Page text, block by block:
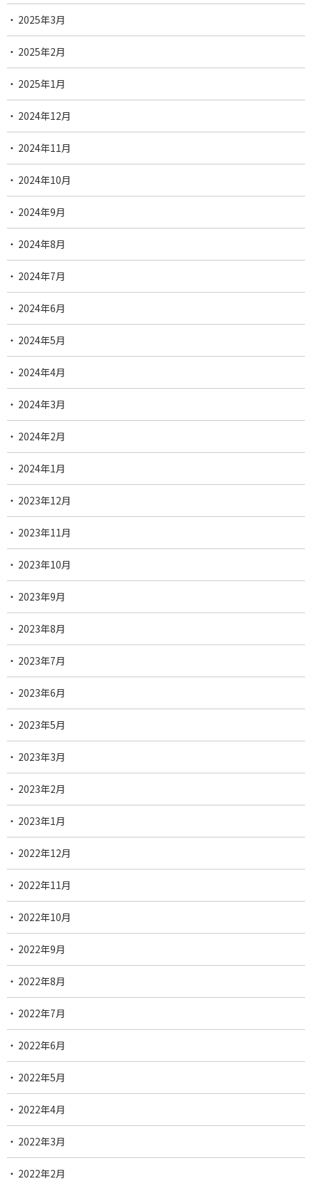
2025年3月
2025年2月
2025年1月
2024年12月
2024年11月
2024年10月
2024年9月
2024年8月
2024年7月
2024年6月
2024年5月
2024年4月
2024年3月
2024年2月
2024年1月
2023年12月
2023年11月
2023年10月
2023年9月
2023年8月
2023年7月
2023年6月
2023年5月
2023年3月
2023年2月
2023年1月
2022年12月
2022年11月
2022年10月
2022年9月
2022年8月
2022年7月
2022年6月
2022年5月
2022年4月
2022年3月
2022年2月